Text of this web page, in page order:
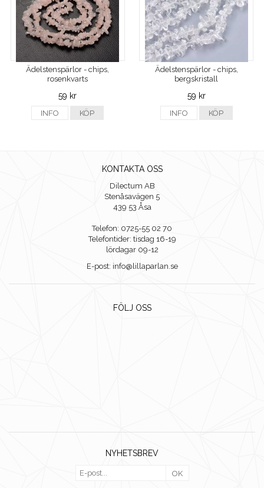
Ädelstenspärlor - chips,
rosenkvarts
59 kr
INFO KÖP
Ädelstenspärlor - chips,
bergskristall
59 kr
INFO KÖP
KONTAKTA OSS
Dilectum AB
Stenåsavägen 5
439 53 Åsa
Telefon: 0725-55 02 70
Telefontider: tisdag 16-19
lördagar 09-12
E-post: info@lillaparlan.se
FÖLJ OSS
NYHETSBREV
OK